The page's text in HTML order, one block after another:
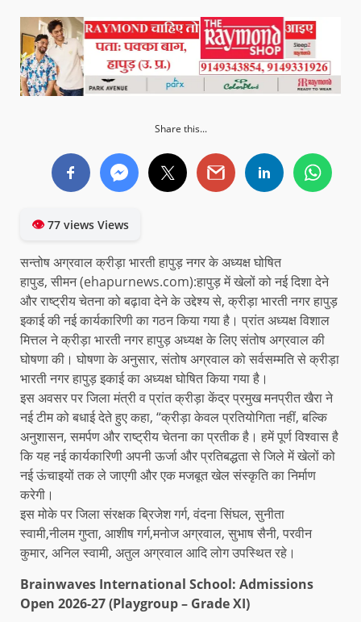
Share this...
👁77 views Views
सन्तोष अग्रवाल क्रीड़ा भारती हापुड़ नगर के अध्यक्ष घोषित
हापुड, सीमन (ehapurnews.com):हापुड़ में खेलों को नई दिशा देने
और राष्ट्रीय चेतना को बढ़ावा देने के उद्देश्य से, क्रीड़ा भारती नगर हापुड़
इकाई की नई कार्यकारिणी का गठन किया गया है। प्रांत अध्यक्ष विशाल
मित्तल ने क्रीड़ा भारती नगर हापुड़ अध्यक्ष के लिए संतोष अग्रवाल की
घोषणा की। घोषणा के अनुसार, संतोष अग्रवाल को सर्वसम्मति से क्रीड़ा
भारती नगर हापुड़ इकाई का अध्यक्ष घोषित किया गया है।
इस अवसर पर जिला मंत्री व प्रांत क्रीड़ा केंद्र प्रमुख मनप्रीत खैरा ने
नई टीम को बधाई देते हुए कहा, “क्रीड़ा केवल प्रतियोगिता नहीं, बल्कि
अनुशासन, समर्पण और राष्ट्रीय चेतना का प्रतीक है। हमें पूर्ण विश्वास है
कि यह नई कार्यकारिणी अपनी ऊर्जा और प्रतिबद्धता से जिले में खेलों को
नई ऊंचाइयों तक ले जाएगी और एक मजबूत खेल संस्कृति का निर्माण
करेगी।
इस मोके पर जिला संरक्षक ब्रिजेश गर्ग, वंदना सिंघल, सुनीता
स्वामी,नीलम गुप्ता, आशीष गर्ग,मनोज अग्रवाल, सुभाष सैनी, परवीन
कुमार, अनिल स्वामी, अतुल अग्रवाल आदि लोग उपस्थित रहे।
Brainwaves International School: Admissions
Open 2026-27 (Playgroup – Grade XI)